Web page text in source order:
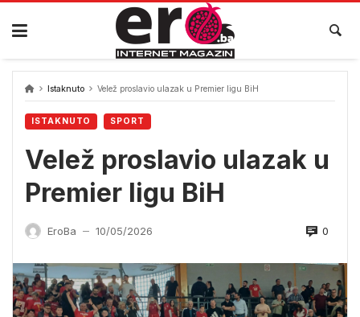
Skip
content
Istaknuto Velež proslavio ulazak u Premier ligu BiH
ISTAKNUTO SPORT
Velež proslavio ulazak u
Premier ligu BiH
EroBa — 10/05/2026 0